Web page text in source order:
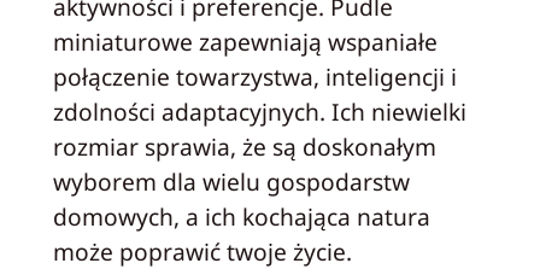
miniaturowe zapewniają wspaniałe
połączenie towarzystwa, inteligencji i
zdolności adaptacyjnych. Ich niewielki
rozmiar sprawia, że są doskonałym
wyborem dla wielu gospodarstw
domowych, a ich kochająca natura
może poprawić twoje życie.